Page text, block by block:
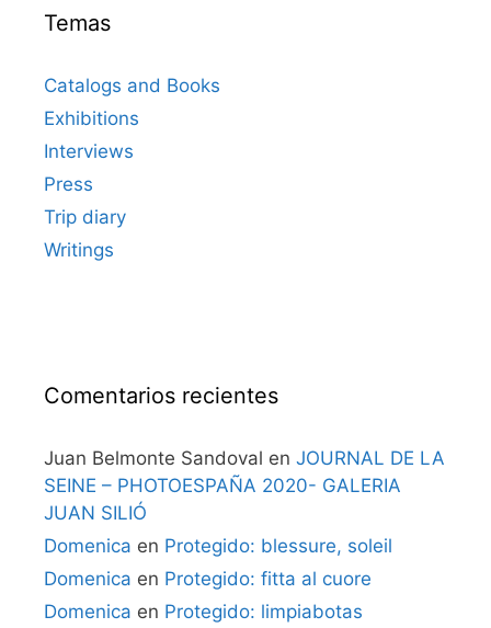
Temas
Catalogs and Books
Exhibitions
Interviews
Press
Trip diary
Writings
Comentarios recientes
Juan Belmonte Sandoval en JOURNAL DE LA
SEINE – PHOTOESPAÑA 2020- GALERIA
JUAN SILIÓ
Domenica en Protegido: blessure, soleil
Domenica en Protegido: fitta al cuore
Domenica en Protegido: limpiabotas